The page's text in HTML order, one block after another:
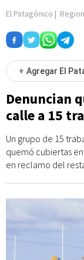
El Patagónico |
+ Agregar El
Denuncian
calle a 15
Un grupo de 15
quemó cubiertas
en reclamo del